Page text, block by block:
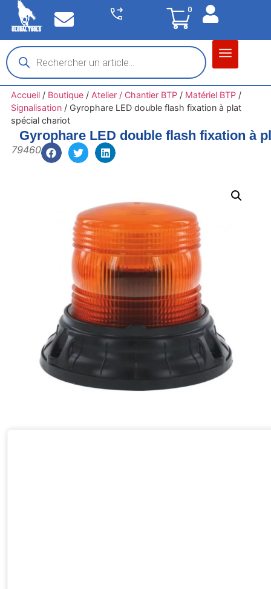
0
Accueil/ Boutique/ Atelier / Chantier BTP/ Matériel BTP/
Signalisation/ Gyrophare LED double flash fixation à plat
spécial chariot
Gyrophare LED double flash fixation à
79460